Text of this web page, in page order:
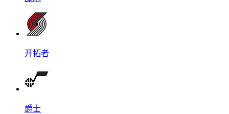
开拓者
爵士